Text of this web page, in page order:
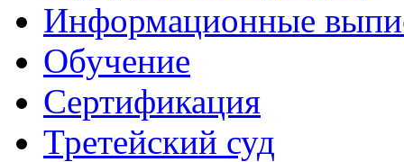
Информационные
Обучение
Сертификация
Третейский суд